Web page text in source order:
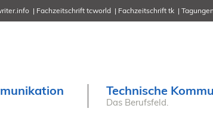
Fachzeitschrift tcworld Fachzeitschrift tk
Tagungen
7.-8. Mai
Technische
Das Berufsfeld.